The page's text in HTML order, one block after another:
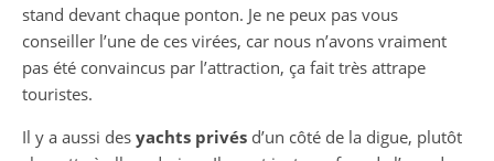
stand devant chaque ponton. Je ne peux pas vous
conseiller l’une de ces virées, car nous n’avons vraiment
pas été convaincus par l’attraction, ça fait très attrape
touristes.
Il y a aussi des yachts privés d’un côté de la digue, plutôt